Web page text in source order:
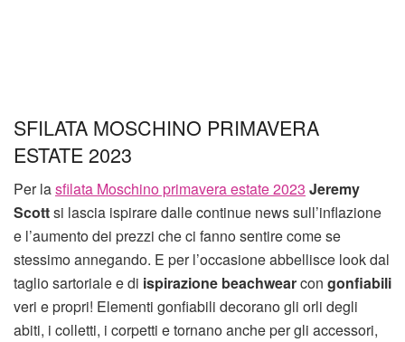
SFILATA MOSCHINO PRIMAVERA
ESTATE 2023
Per lasfilata Moschino primavera estate 2023 Jeremy
Scottsi lascia ispirare dalle continue news sull’inflazione
e l’aumento dei prezzi che ci fanno sentire come se
stessimo annegando. E per l’occasione abbellisce look dal
taglio sartoriale e di ispirazione beachwearcon gonfiabili
veri e propri! Elementi gonfiabili decorano gli orli degli
abiti, i colletti, i corpetti e tornano anche per gli accessori,